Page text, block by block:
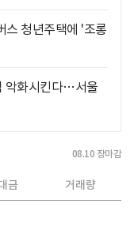
청년주택에 '조롱
악화시킨다…서울
08.10 장마감
금 거래량